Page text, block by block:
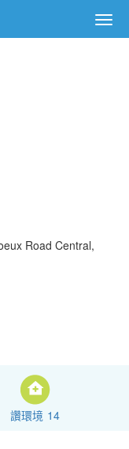
Road Central,
讚環境 14